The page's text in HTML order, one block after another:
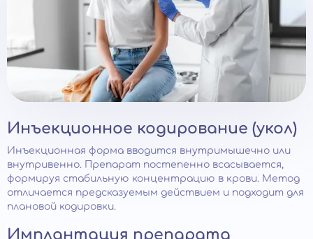
Инъекционное кодирование (укол)
Инъекционная форма вводится внутримышечно или
внутривенно. Препарат постепенно всасывается,
формируя стабильную концентрацию в крови. Метод
отличается предсказуемым действием и подходит для
плановой кодировки.
Имплантация препарата